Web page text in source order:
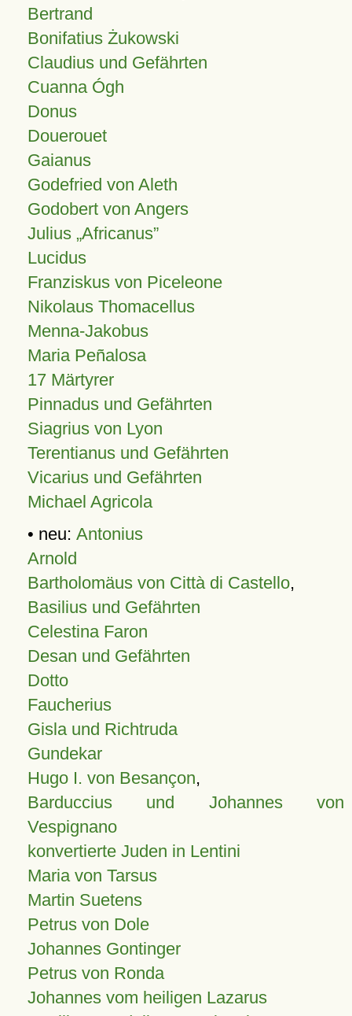
Bertrand
Bonifatius Żukowski
Claudius und Gefährten
Cuanna Ógh
Donus
Douerouet
Gaianus
Godefried von Aleth
Godobert von Angers
Julius Africanus
Lucidus
Franziskus von Piceleone
Nikolaus Thomacellus
Menna-Jakobus
Maria Peñalosa
17 Märtyrer
Pinnadus und Gefährten
Siagrius von Lyon
Terentianus und Gefährten
Vicarius und Gefährten
Michael Agricola
• neu: Antonius
Arnold
Bartholomäus von Città di Castello,
Basilius und Gefährten
Celestina Faron
Desan und Gefährten
Dotto
Faucherius
Gisla und Richtruda
Gundekar
Hugo I. von Besançon,
Barduccius und Johannes von
Vespignano
konvertierte Juden in Lentini
Maria von Tarsus
Martin Suetens
Petrus von Dole
Johannes Gontinger
Petrus von Ronda
Johannes vom heiligen Lazarus